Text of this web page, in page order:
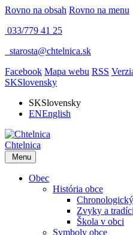
Rovno na obsah Rovno na menu
033/779 41 25
starosta@chtelnica.sk
Facebook Mapa webu RSS
SKSlovensky
SKSlovensky
ENEnglish
Chtelnica
Menu
Obec
História obce
Zvyky a
Škola v obci
Symboly obce